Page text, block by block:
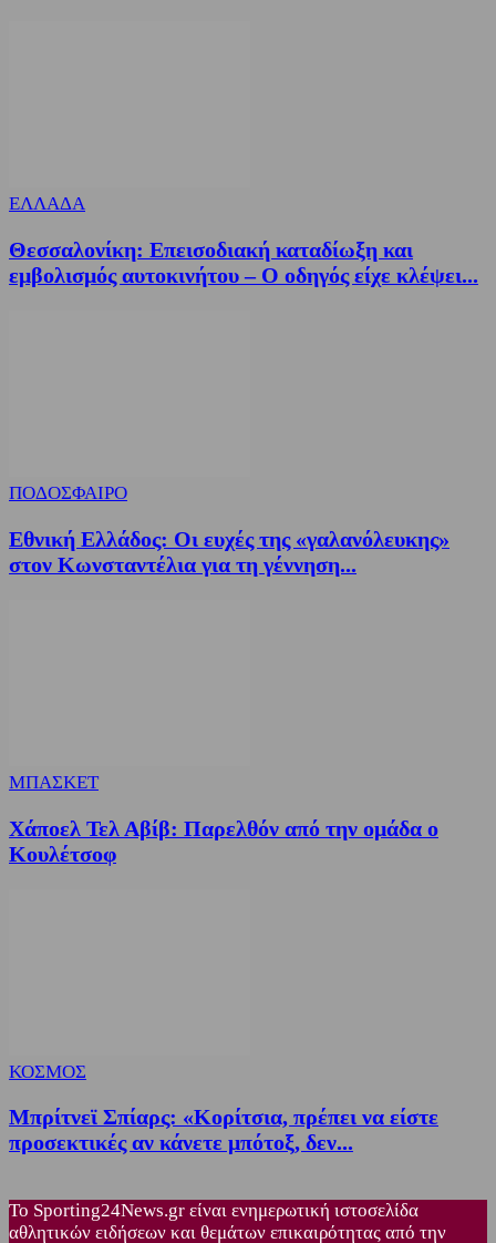
ΕΛΛΑΔΑ
Θεσσαλονίκη: Επεισοδιακή καταδίωξη και
εμβολισμός αυτοκινήτου – Ο οδηγός είχε κλέψει...
ΠΟΔΟΣΦΑΙΡΟ
Εθνική Ελλάδος: Οι ευχές της «γαλανόλευκης»
στον Κωνσταντέλια για τη γέννηση...
ΜΠΑΣΚΕΤ
Χάποελ Τελ Αβίβ: Παρελθόν από την ομάδα ο
Κουλέτσοφ
ΚΟΣΜΟΣ
Μπρίτνεϊ Σπίαρς: «Κορίτσια, πρέπει να είστε
προσεκτικές αν κάνετε μπότοξ, δεν...
Το Sporting24News.gr είναι ενημερωτική ιστοσελίδα
αθλητικών ειδήσεων και θεμάτων επικαιρότητας από την